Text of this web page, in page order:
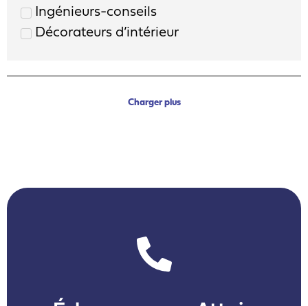
Ingénieurs-conseils
Décorateurs d’intérieur
Charger plus